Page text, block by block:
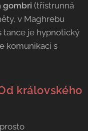
gombri (třístrunná
v Maghrebu
tance je hypnotický
komunikaci s
královského